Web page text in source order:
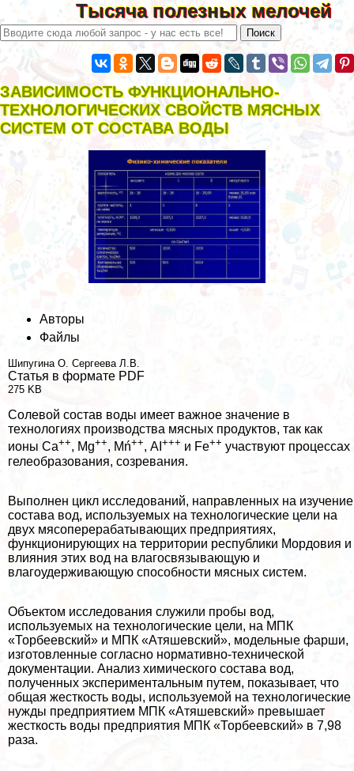
Тысяча полезных мелочей
ЗАВИСИМОСТЬ ФУНКЦИОНАЛЬНО-
ТЕХНОЛОГИЧЕСКИХ СВОЙСТВ МЯСНЫХ
СИСТЕМ ОТ СОСТАВА ВОДЫ
Авторы
Файлы
Шипугина О. Сергеева Л.В.
Статья в формате PDF
275 KB
Солевой состав воды имеет важное значение в
технологиях производства мясных продуктов, так как
ионы Са++, Мg++, Мń++, АI +++ и Fе++ участвуют процессах
гелеобразования, созревания.
Выполнен цикл исследований, направленных на изучение
состава вод, используемых на технологические цели на
двух мясопереpaбатывающих предприятиях,
функционирующих на территории республики Мордовия и
влияния этих вод на влагосвязывающую и
влагоудерживающую способности мясных систем.
Объектом исследования служили пробы вод,
используемых на технологические цели, на МПК
«Торбеевский» и МПК «Атяшевский», модельные фарши,
изготовленные согласно нормативно-технической
документации. Анализ химического состава вод,
полученных экспериментальным путем, показывает, что
общая жесткость воды, используемой на технологические
нужды предприятием МПК «Атяшевский» превышает
жесткость воды предприятия МПК «Торбеевский» в 7,98
раза.